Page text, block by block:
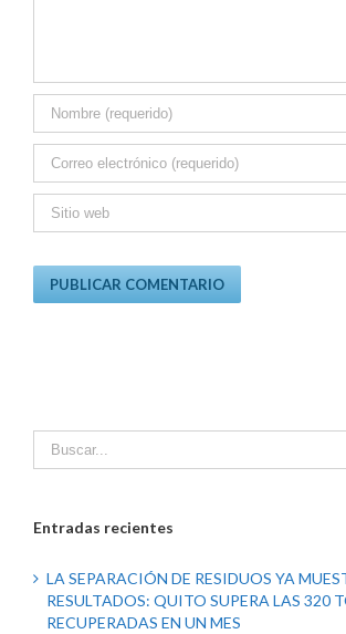
Entradas recientes
LA SEPARACIÓN DE RESIDUOS YA
RESULTADOS: QUITO SUPERA LAS 320
RECUPERADAS EN UN MES